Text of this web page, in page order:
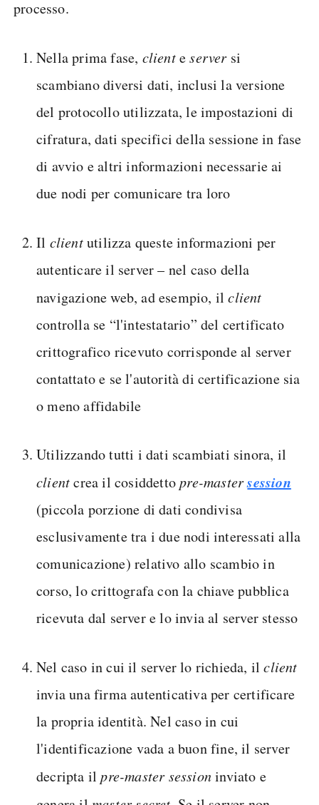
processo.
Nella prima fase, clienteserver si
scambiano diversi dati, inclusi la versione
del protocollo utilizzata, le impostazioni di
cifratura, dati specifici della sessione in fase
di avvio e altri informazioni necessarie ai
due nodi per comunicare tra loro
Il clientutilizza queste informazioni per
autenticare il server – nel caso della
navigazione web, ad esempio, ilclient
controlla se “l'intestatario” del certificato
crittografico ricevuto corrisponde al server
contattato e se l'autorità di certificazione sia
o meno affidabile
Utilizzando tutti i dati scambiati sinora, il
clientcrea il cosiddettopre-mastersession
(piccola porzione di dati condivisa
esclusivamente tra i due nodi interessati alla
comunicazione) relativo allo scambio in
corso, lo crittografa con la chiave pubblica
ricevuta dal server e lo invia al server stesso
Nel caso in cui il server lo richieda, ilclient
invia una firma autenticativa per certificare
la propria identità. Nel caso in cui
l'identificazione vada a buon fine, il server
decripta ilpre-master sessioninviato e